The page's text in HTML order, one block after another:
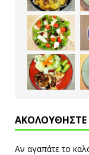
Αν αγαπάτε το